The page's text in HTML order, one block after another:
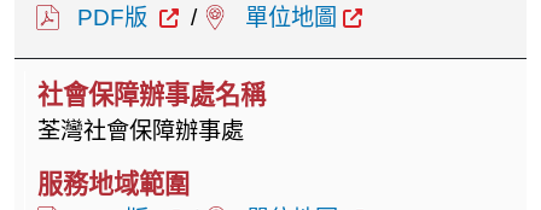
PDF版 / 單位地圖
荃灣社會保障辦事處